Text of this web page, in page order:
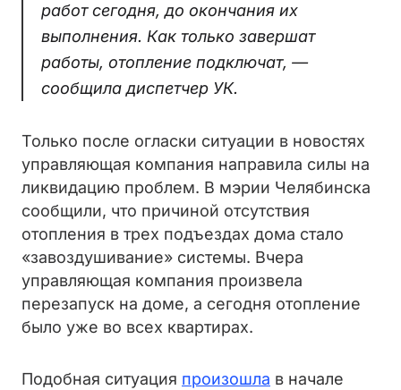
работ сегодня, до окончания их
выполнения. Как только завершат
работы, отопление подключат, —
сообщила диспетчер УК.
Только после огласки ситуации в новостях
управляющая компания направила силы на
ликвидацию проблем. В мэрии Челябинска
сообщили, что причиной отсутствия
отопления в трех подъездах дома стало
«завоздушивание» системы. Вчера
управляющая компания произвела
перезапуск на доме, а сегодня отопление
было уже во всех квартирах.
Подобная ситуация произошла в начале